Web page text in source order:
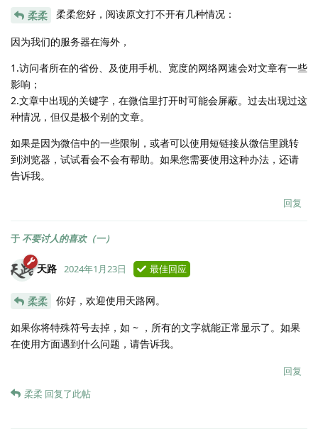
柔柔 柔柔您好，阅读原文打不开有几种情况：
因为我们的服务器在海外，
1.访问者所在的省份、及使用手机、宽度的网络网速会对文章有一些
影响；
2.文章中出现的关键字，在微信里打开时可能会屏蔽。过去出现过这
种情况，但仅是极个别的文章。
如果是因为微信中的一些限制，或者可以使用短链接从微信里跳转
到浏览器，试试看会不会有帮助。如果您需要使用这种办法，还请
告诉我。
回复
于不要讨人的喜欢（一）
天路 2024年1月23日 最佳回应
柔柔 你好，欢迎使用天路网。
如果你将特殊符号去掉，如 ~ ，所有的文字就能正常显示了。如果
在使用方面遇到什么问题，请告诉我。
回复
柔柔 回复了此帖